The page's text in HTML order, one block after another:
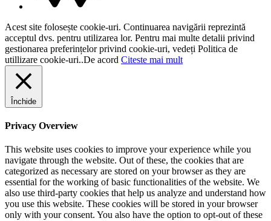
Acest site folosește cookie-uri. Continuarea navigării reprezintă
acceptul dvs. pentru utilizarea lor. Pentru mai multe detalii privind
gestionarea preferințelor privind cookie-uri, vedeți Politica de
utillizare cookie-uri..De acord Citeste mai mult
Închide
Privacy Overview
This website uses cookies to improve your experience while you
navigate through the website. Out of these, the cookies that are
categorized as necessary are stored on your browser as they are
essential for the working of basic functionalities of the website. We
also use third-party cookies that help us analyze and understand how
you use this website. These cookies will be stored in your browser
only with your consent. You also have the option to opt-out of these